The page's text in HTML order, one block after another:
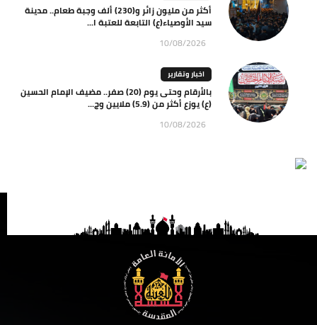
أكثر من مليون زائر و(230) ألف وجبة طعام.. مدينة
سيد الأوصياء(ع) التابعة للعتبة ا...
10/08/2026
اخبار وتقارير
بالأرقام وحتى يوم (20) صفر.. مضيف الإمام الحسين
(ع) يوزع أكثر من (5.9) ملايين وج...
10/08/2026